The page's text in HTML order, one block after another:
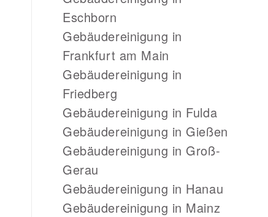
Eschborn
Gebäudereinigung in
Frankfurt am Main
Gebäudereinigung in
Friedberg
Gebäudereinigung in Fulda
Gebäudereinigung in Gießen
Gebäudereinigung in Groß-
Gerau
Gebäudereinigung in Hanau
Gebäudereinigung in Mainz